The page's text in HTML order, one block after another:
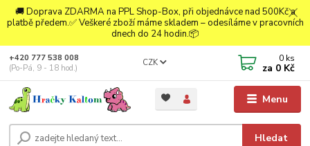
🚚 Doprava ZDARMA na PPL Shop-Box, při objednávce nad 500Kč a
platbě předem.✅ Veškeré zboží máme skladem – odesíláme v pracovních
dnech do 24 hodin.📦
Menu
CZK
Hledat
+420 777 538 008
(Po-Pá, 9 - 18 hod.)
0 ks
za 0 Kč